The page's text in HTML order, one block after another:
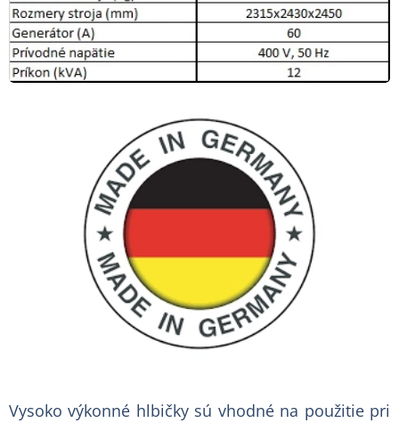
Vysoko výkonné hlbičky sú vhodné na použitie pri